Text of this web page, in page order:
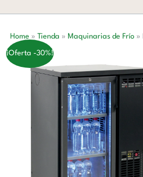
Home » Tienda » Maquinarias de Frío »
¡Oferta -30%!